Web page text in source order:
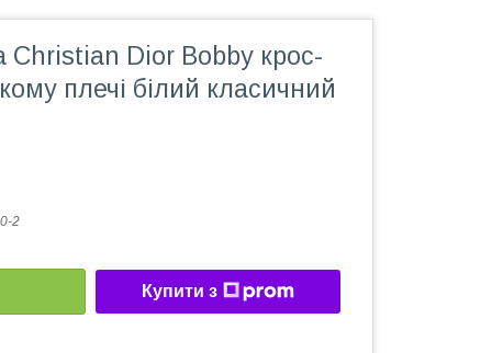
Christian Dior Bobby крос-
плечі білий класичний
2
Купити з